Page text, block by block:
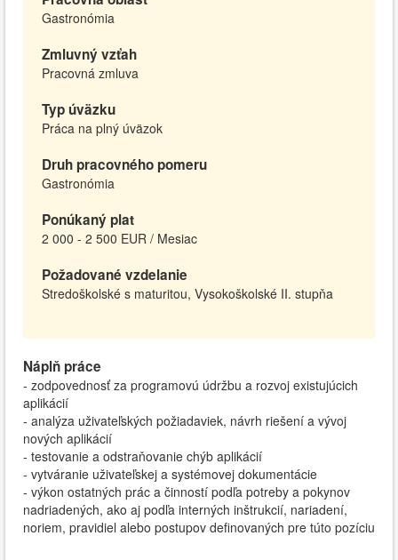
Gastronómia
Zmluvný vzťah
Pracovná zmluva
Typ úväzku
Práca na plný úväzok
Druh pracovného pomeru
Gastronómia
Ponúkaný plat
2 000 - 2 500 EUR / Mesiac
Požadované vzdelanie
Stredoškolské s maturitou, Vysokoškolské II. stupňa
Náplň práce
- zodpovednosť za programovú údržbu a rozvoj existujúcich
aplikácií
- analýza uživateľských požiadaviek, návrh riešení a vývoj
nových aplikácií
- testovanie a odstraňovanie chýb aplikácií
- vytváranie uživateľskej a systémovej dokumentácie
- výkon ostatných prác a činností podľa potreby a pokynov
nadriadených, ako aj podľa interných inštrukcií, nariadení,
noriem, pravidiel alebo postupov definovaných pre túto pozíciu